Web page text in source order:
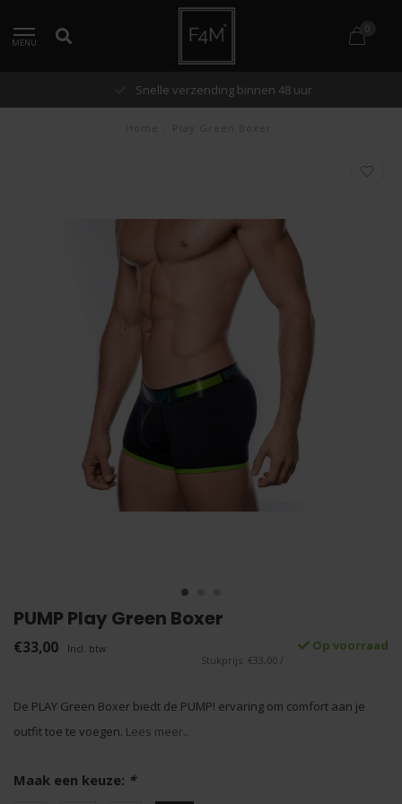
MENU
0
Snelle verzending binnen 48 uur
PUMP Play Green Boxer
€33,00 Incl. btw Op voorraad
Stukprijs: €33,00 /
De PLAY Green Boxer biedt de PUMP! ervaring om comfort aan je
outfit toe te voegen. Lees meer..
Maak een keuze: *